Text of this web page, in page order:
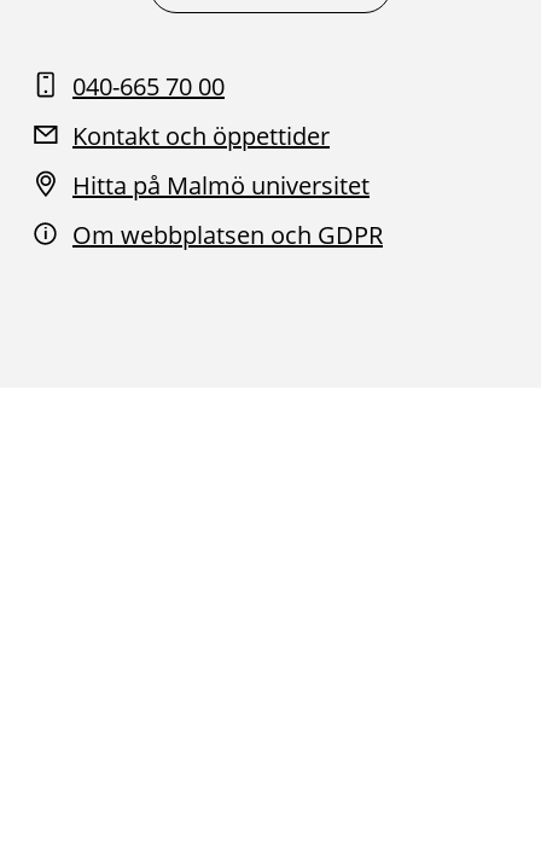
040-665 70 00
Kontakt och öppettider
Hitta på Malmö universitet
Om webbplatsen och GDPR